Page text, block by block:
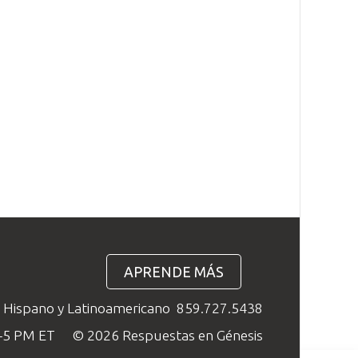
APRENDE MÁS
y Latinoamericano 859.727.5438
PM ET
© 2026 Respuestas en Génesis